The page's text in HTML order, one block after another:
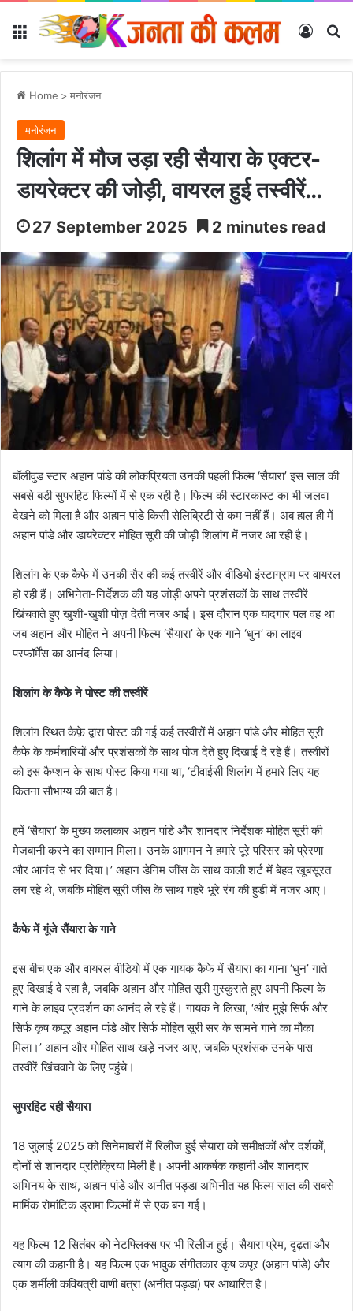
Menu Log In
Home > मनोरंजन
मनोरंजन
शिलांग में मौज उड़ा रही सैयारा के एक्टर-
डायरेक्टर की जोड़ी, वायरल हुई तस्वीरें…
27 September 2025 2 minutes read
बॉलीवुड स्टार अहान पांडे की लोकप्रियता उनकी पहली फिल्म ‘सैयारा’ इस साल की
सबसे बड़ी सुपरहिट फिल्मों में से एक रही है। फिल्म की स्टारकास्ट का भी जलवा
देखने को मिला है और अहान पांडे किसी सेलिब्रिटी से कम नहीं हैं। अब हाल ही में
अहान पांडे और डायरेक्टर मोहित सूरी की जोड़ी शिलांग में नजर आ रही है।
शिलांग के एक कैफे में उनकी सैर की कई तस्वीरें और वीडियो इंस्टाग्राम पर वायरल
हो रही हैं। अभिनेता-निर्देशक की यह जोड़ी अपने प्रशंसकों के साथ तस्वीरें
खिंचवाते हुए खुशी-खुशी पोज़ देती नजर आई। इस दौरान एक यादगार पल वह था
जब अहान और मोहित ने अपनी फिल्म ‘सैयारा’ के एक गाने ‘धुन’ का लाइव
परफॉर्मेंस का आनंद लिया।
शिलांग के कैफे ने पोस्ट की तस्वीरें
शिलांग स्थित कैफ़े द्वारा पोस्ट की गई कई तस्वीरों में अहान पांडे और मोहित सूरी
कैफे के कर्मचारियों और प्रशंसकों के साथ पोज देते हुए दिखाई दे रहे हैं। तस्वीरों
को इस कैप्शन के साथ पोस्ट किया गया था, ‘टीवाईसी शिलांग में हमारे लिए यह
कितना सौभाग्य की बात है।
हमें ‘सैयारा’ के मुख्य कलाकार अहान पांडे और शानदार निर्देशक मोहित सूरी की
मेजबानी करने का सम्मान मिला। उनके आगमन ने हमारे पूरे परिसर को प्रेरणा
और आनंद से भर दिया।’ अहान डेनिम जींस के साथ काली शर्ट में बेहद खूबसूरत
लग रहे थे, जबकि मोहित सूरी जींस के साथ गहरे भूरे रंग की हुडी में नजर आए।
कैफे में गूंजे सैंयारा के गाने
इस बीच एक और वायरल वीडियो में एक गायक कैफे में सैयारा का गाना ‘धुन’ गाते
हुए दिखाई दे रहा है, जबकि अहान और मोहित सूरी मुस्कुराते हुए अपनी फिल्म के
गाने के लाइव प्रदर्शन का आनंद ले रहे हैं। गायक ने लिखा, ‘और मुझे सिर्फ और
सिर्फ कृष कपूर अहान पांडे और सिर्फ मोहित सूरी सर के सामने गाने का मौका
मिला।’ अहान और मोहित साथ खड़े नजर आए, जबकि प्रशंसक उनके पास
तस्वीरें खिंचवाने के लिए पहुंचे।
सुपरहिट रही सैयारा
18 जुलाई 2025 को सिनेमाघरों में रिलीज हुई सैयारा को समीक्षकों और दर्शकों,
दोनों से शानदार प्रतिक्रिया मिली है। अपनी आकर्षक कहानी और शानदार
अभिनय के साथ, अहान पांडे और अनीत पड्डा अभिनीत यह फिल्म साल की सबसे
मार्मिक रोमांटिक ड्रामा फिल्मों में से एक बन गई।
यह फिल्म 12 सितंबर को नेटफ्लिक्स पर भी रिलीज हुई। सैयारा प्रेम, दृढ़ता और
त्याग की कहानी है। यह फिल्म एक भावुक संगीतकार कृष कपूर (अहान पांडे) और
एक शर्मीली कवियत्री वाणी बत्रा (अनीत पड्डा) पर आधारित है।